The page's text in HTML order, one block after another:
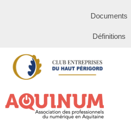
Documents
Définitions